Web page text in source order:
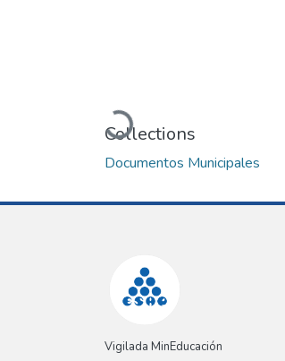
Loading...
Collections
Documentos Municipales
Vigilada MinEducación